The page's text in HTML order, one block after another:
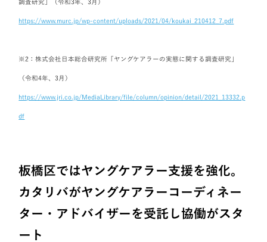
調査研究」（令和3年、3月）
https://www.murc.jp/wp-content/uploads/2021/04/koukai_210412_7.pdf
※2：株式会社日本総合研究所「ヤングケアラーの実態に関する調査研究」
（令和4年、3月）
https://www.jri.co.jp/MediaLibrary/file/column/opinion/detail/2021_13332.p
df
板橋区ではヤングケアラー支援を強化。
カタリバがヤングケアラーコーディネー
ター・アドバイザーを受託し協働がスタ
ート